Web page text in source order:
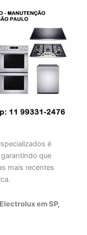
é
que
mais recentes
em SP,